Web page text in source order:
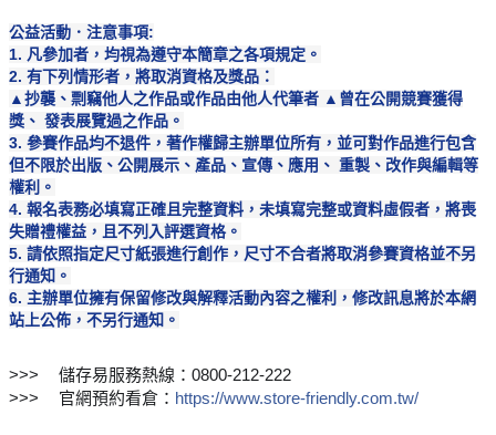
公益活動．注意事項:
1. 凡參加者，均視為遵守本簡章之各項規定。
2. 有下列情形者，將取消資格及獎品：
▲抄襲、剽竊他人之作品或作品由他人代筆者 ▲曾在公開競賽獲得
獎、 發表展覽過之作品。
3. 參賽作品均不退件，著作權歸主辦單位所有，並可對作品進行包含
但不限於出版、公開展示、產品、宣傳、應用、 重製、改作與編輯等
權利。
4. 報名表務必填寫正確且完整資料，未填寫完整或資料虛假者，將喪
失贈禮權益，且不列入評選資格。
5. 請依照指定尺寸紙張進行創作，尺寸不合者將取消參賽資格並不另
行通知。
6. 主辦單位擁有保留修改與解釋活動內容之權利，修改訊息將於本網
站上公佈，不另行通知。
>>>
儲存易服務熱線：0800-212-222
>>>
官網預約看倉： https://www.store-friendly.com.tw/